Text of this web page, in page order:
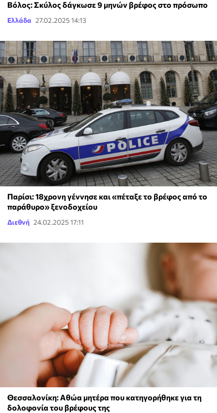
Βόλος: Σκύλος δάγκωσε 9 μηνών βρέφος στο πρόσωπο
Ελλάδα 27.02.2025 14:13
Παρίσι: 18χρονη γέννησε και «πέταξε το βρέφος από το
παράθυρο» ξενοδοχείου
Διεθνή 24.02.2025 17:11
Θεσσαλονίκη: Αθώα μητέρα που κατηγορήθηκε για τη
δολοφονία του βρέφους της